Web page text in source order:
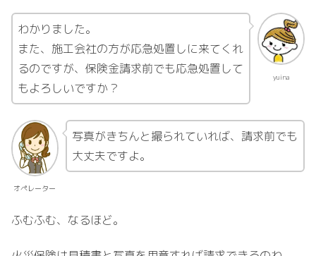
yuina
わかりました。
また、施工会社の方が応急処置しに来てくれ
るのですが、保険金請求前でも応急処置して
もよろしいですか？
オペレーター
写真がきちんと撮られていれば、請求前でも
大丈夫ですよ。
ふむふむ、なるほど。